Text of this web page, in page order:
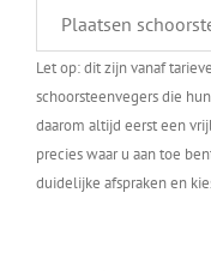
Plaatsen
Let op: dit zijn vanaf
schoorsteenvegers die
daarom altijd eerst een
precies waar u aan toe
duidelijke afspraken en